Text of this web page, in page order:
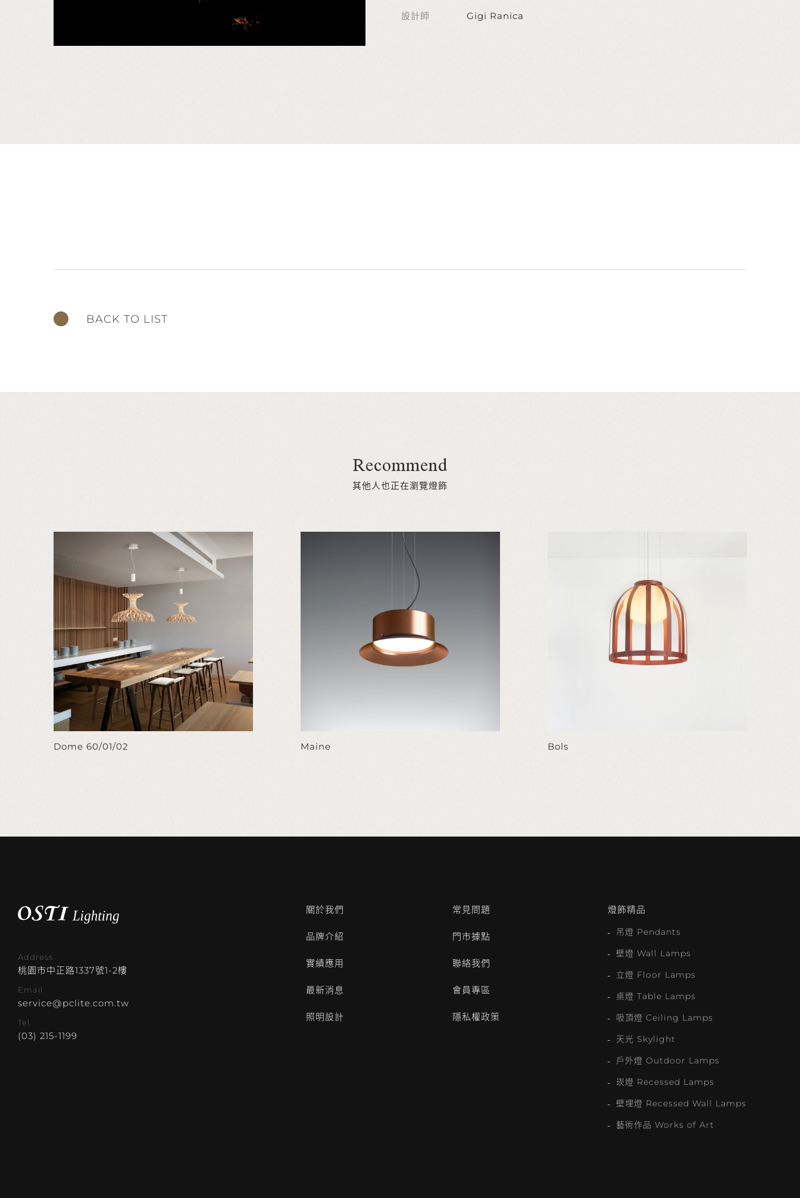
設計師 Gigi Ranica
BACK TO LIST
Recommend
其他人也正在瀏覽燈飾
Dome 60/01/02 Maine Bols
Address
桃園市中正路1337號1-2樓
Email
service@pclite.com.tw
Tel.
(03) 215-1199
關於我們
品牌介紹
實績應用
最新消息
照明設計
常見問題
門市據點
聯絡我們
會員專區
隱私權政策
燈飾精品
吊燈 Pendants
壁燈 Wall Lamps
立燈 Floor Lamps
桌燈 Table Lamps
吸頂燈 Ceiling Lamps
天光 Skylight
戶外燈 Outdoor Lamps
崁燈 Recessed Lamps
壁埋燈 Recessed Wall Lamps
藝術作品 Works of Art